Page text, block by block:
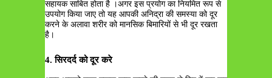
सहायक साबित होता है ।अगर इस प्रयोग का नियमित रूप से
उपयोग किया जाए तो यह आपकी अनिद्रा की समस्या को दूर
करने के अलावा शरीर को मानसिक बिमारियों से भी दूर रखता
है।
4. सिरदर्द को दूर करे